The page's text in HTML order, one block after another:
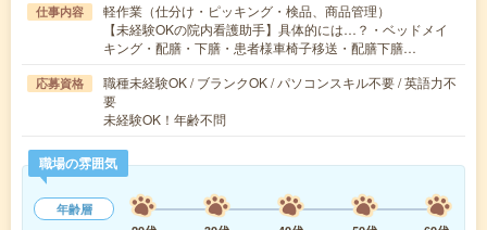
仕事内容
軽作業（仕分け・ピッキング・検品、商品管理）
【未経験OKの院内看護助手】具体的には…？・ベッドメイ
キング・配膳・下膳・患者様車椅子移送・配膳下膳…
応募資格
職種未経験OK / ブランクOK / パソコンスキル不要 / 英語力不
要
未経験OK！年齢不問
職場の雰囲気
年齢層